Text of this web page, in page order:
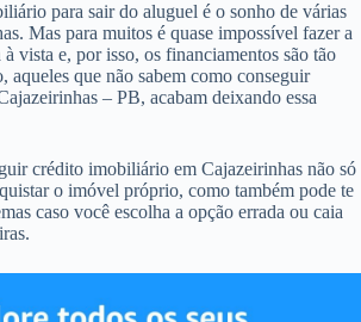
para sair do aluguel é o sonho de várias
Mas para muitos é quase impossível fazer a
vista e, por isso, os financiamentos são tão
aqueles que não sabem como conseguir
– PB, acabam deixando essa
crédito imobiliário em Cajazeirinhas não só
o imóvel próprio, como também pode te
caso você escolha a opção errada ou caia